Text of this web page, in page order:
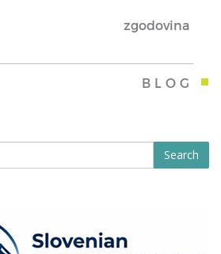
zgodovina
BLOG
Search